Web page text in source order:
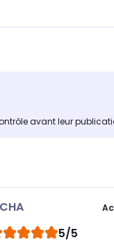
avant leur
5/5